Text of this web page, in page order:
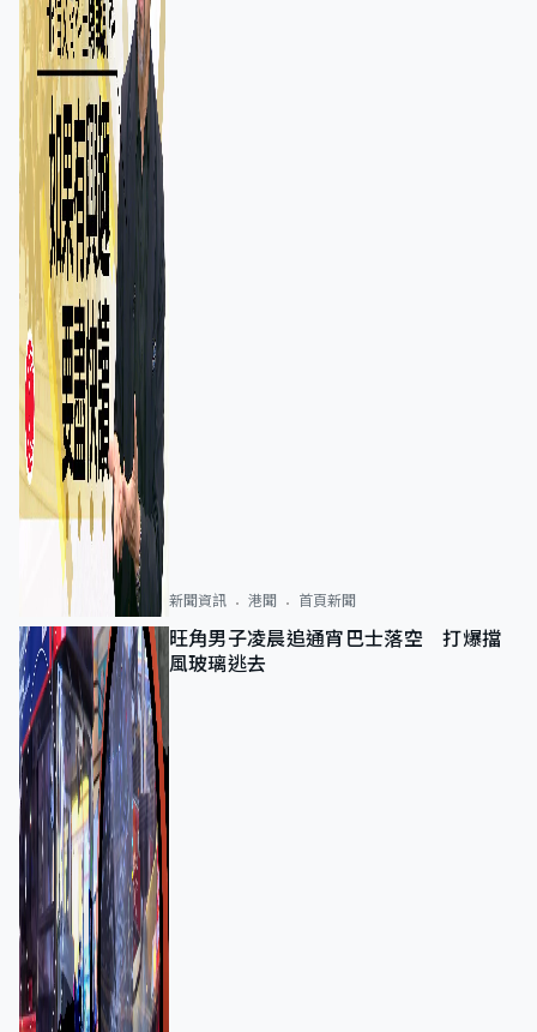
新聞資訊 港聞 首頁新聞
旺角男子凌晨追通宵巴士落空 打爆擋
風玻璃逃去